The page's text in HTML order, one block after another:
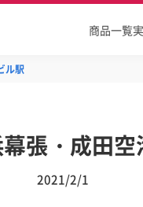
商品一覧
ル駅
張・成田
2021/2/1